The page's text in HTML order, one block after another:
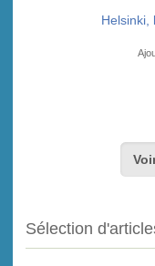
Helsinki,
Sélection